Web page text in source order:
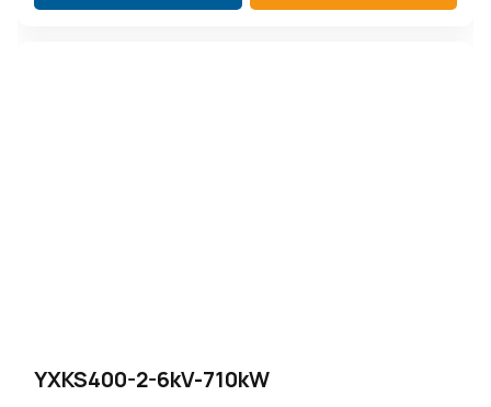
YXKS400-2-6kV-710kW